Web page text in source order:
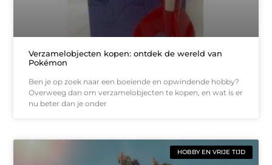
Verzamelobjecten kopen: ontdek de wereld van
Pokémon
Ben je op zoek naar een boeiende en opwindende hobby?
Overweeg dan om verzamelobjecten te kopen, en wat is er
nu beter dan je onder
HOBBY EN VRIJE TIJD